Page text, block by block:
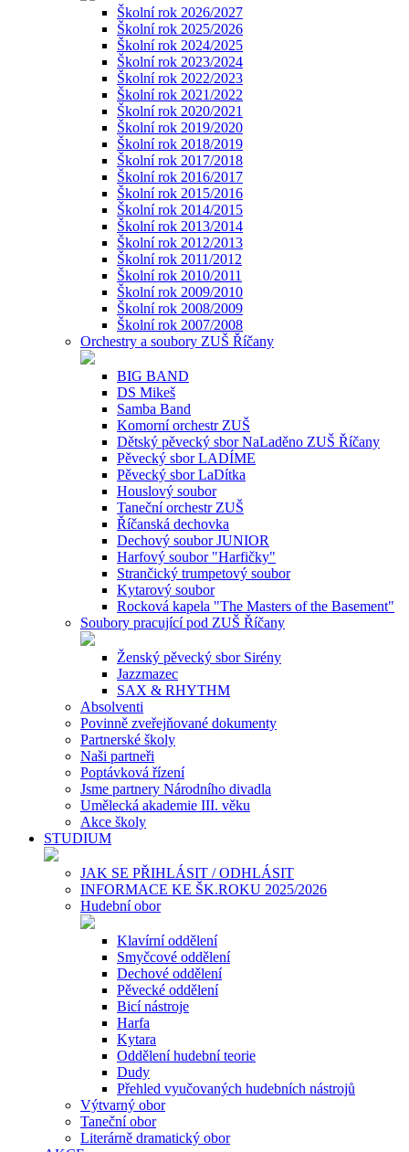
Školní rok 2026/2027
Školní rok 2025/2026
Školní rok 2024/2025
Školní rok 2023/2024
Školní rok 2022/2023
Školní rok 2021/2022
Školní rok 2020/2021
Školní rok 2019/2020
Školní rok 2018/2019
Školní rok 2017/2018
Školní rok 2016/2017
Školní rok 2015/2016
Školní rok 2014/2015
Školní rok 2013/2014
Školní rok 2012/2013
Školní rok 2011/2012
Školní rok 2010/2011
Školní rok 2009/2010
Školní rok 2008/2009
Školní rok 2007/2008
Orchestry a soubory ZUŠ Říčany
BIG BAND
DS Mikeš
Samba Band
Komorní orchestr ZUŠ
Dětský pěvecký sbor NaLaděno ZUŠ Říčany
Pěvecký sbor LADÍME
Pěvecký sbor LaDítka
Houslový soubor
Taneční orchestr ZUŠ
Říčanská dechovka
Dechový soubor JUNIOR
Harfový soubor "Harfičky"
Strančický trumpetový soubor
Kytarový soubor
Rocková kapela "The Masters of the Basement"
Soubory pracující pod ZUŠ Říčany
Ženský pěvecký sbor Sirény
Jazzmazec
SAX & RHYTHM
Absolventi
Povinně zveřejňované dokumenty
Partnerské školy
Naši partneři
Poptávková řízení
Jsme partnery Národního divadla
Umělecká akademie III. věku
Akce školy
STUDIUM
JAK SE PŘIHLÁSIT / ODHLÁSIT
INFORMACE KE ŠK.ROKU 2025/2026
Hudební obor
Klavírní oddělení
Smyčcové oddělení
Dechové oddělení
Pěvecké oddělení
Bicí nástroje
Harfa
Kytara
Oddělení hudební teorie
Dudy
Přehled vyučovaných hudebních nástrojů
Výtvarný obor
Taneční obor
Literárně dramatický obor